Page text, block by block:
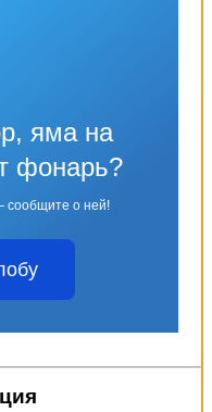
яма на
фонарь?
сообщите о ней!